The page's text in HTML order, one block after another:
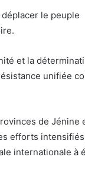
le peuple
et la
unifiée
de Jénine
efforts
internationale à